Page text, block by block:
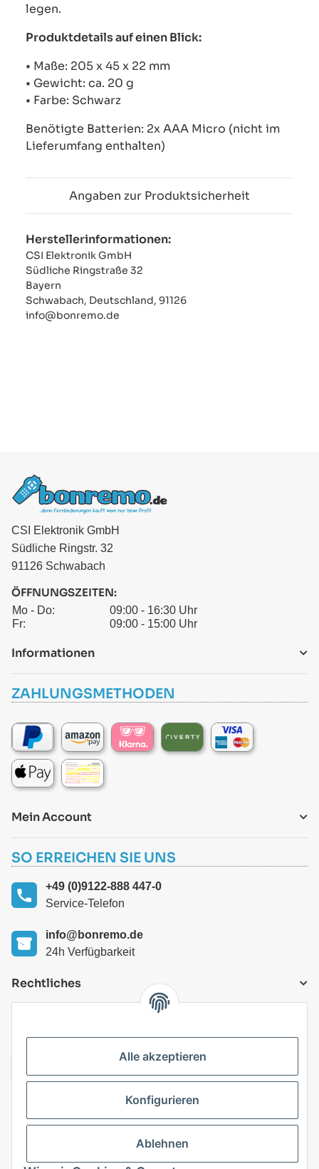
legen.
Produktdetails auf einen Blick:
• Maße: 205 x 45 x 22 mm
• Gewicht: ca. 20 g
• Farbe: Schwarz
Benötigte Batterien: 2x AAA Micro (nicht im
Lieferumfang enthalten)
Angaben zur Produktsicherheit
Herstellerinformationen:
CSI Elektronik GmbH
Südliche Ringstraße 32
Bayern
Schwabach, Deutschland, 91126
info@bonremo.de
CSI Elektronik GmbH
Südliche Ringstr. 32
91126 Schwabach
ÖFFNUNGSZEITEN:
Mo - Do:
09:00 - 16:30 Uhr
Fr:
09:00 - 15:00 Uhr
Informationen
ZAHLUNGSMETHODEN
Mein Account
SO ERREICHEN SIE UNS
+49 (0)9122-888 447-0
Service-Telefon
info@bonremo.de
24h Verfügbarkeit
Rechtliches
Vertrag widerrufen
Alle akzeptieren
Konfigurieren
Ablehnen